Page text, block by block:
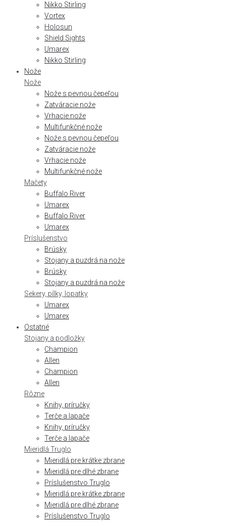
Nikko Stirling
Vortex
Holosun
Shield Sights
Umarex
Nikko Stirling
Nože
Nože
Nože s pevnou čepeľou
Zatváracie nože
Vrhacie nože
Multifunkčné nože
Nože s pevnou čepeľou
Zatváracie nože
Vrhacie nože
Multifunkčné nože
Mačety
Buffalo River
Umarex
Buffalo River
Umarex
Príslušenstvo
Brúsky
Stojany a puzdrá na nože
Brúsky
Stojany a puzdrá na nože
Sekery, pílky, lopatky
Umarex
Umarex
Ostatné
Stojany a podložky
Champion
Allen
Champion
Allen
Rôzne
Knihy, príručky
Terče a lapače
Knihy, príručky
Terče a lapače
Mieridlá Truglo
Mieridlá pre krátke zbrane
Mieridlá pre dlhé zbrane
Príslušenstvo Truglo
Mieridlá pre krátke zbrane
Mieridlá pre dlhé zbrane
Príslušenstvo Truglo